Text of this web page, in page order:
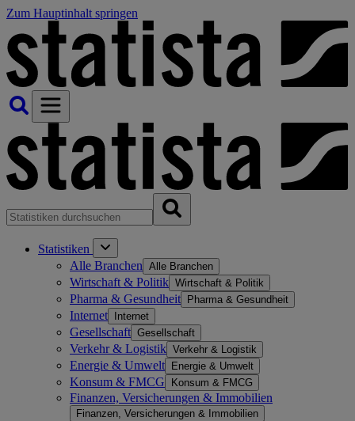
Zum Hauptinhalt springen
Statistiken
Alle Branchen Alle Branchen
Wirtschaft & Politik Wirtschaft & Politik
Pharma & Gesundheit Pharma & Gesundheit
Internet Internet
Gesellschaft Gesellschaft
Verkehr & Logistik Verkehr & Logistik
Energie & Umwelt Energie & Umwelt
Konsum & FMCG Konsum & FMCG
Finanzen, Versicherungen & Immobilien
Finanzen, Versicherungen & Immobilien